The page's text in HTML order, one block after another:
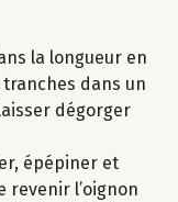
la longueur en
dans un
dégorger
épépiner et
revenir l’oignon